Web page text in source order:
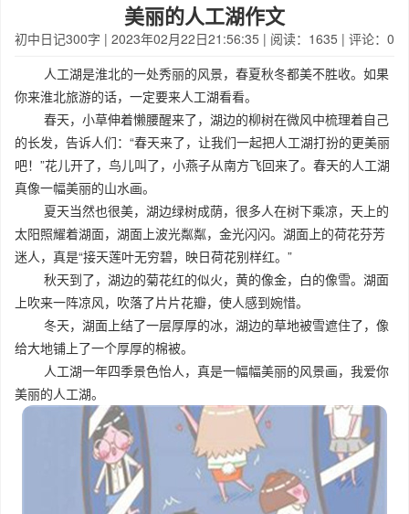
美丽的人工湖作文
初中日记300字 | 2023年02月22日21:56:35 | 阅读：1635 | 评论：0
人工湖是淮北的一处秀丽的风景，春夏秋冬都美不胜收。如果
你来淮北旅游的话，一定要来人工湖看看。
春天，小草伸着懒腰醒来了，湖边的柳树在微风中梳理着自己
的长发，告诉人们：“春天来了，让我们一起把人工湖打扮的更美丽
吧！”花儿开了，鸟儿叫了，小燕子从南方飞回来了。春天的人工湖
真像一幅美丽的山水画。
夏天当然也很美，湖边绿树成荫，很多人在树下乘凉，天上的
太阳照耀着湖面，湖面上波光粼粼，金光闪闪。湖面上的荷花芬芳
迷人，真是“接天莲叶无穷碧，映日荷花别样红。”
秋天到了，湖边的菊花红的似火，黄的像金，白的像雪。湖面
上吹来一阵凉风，吹落了片片花瓣，使人感到婉惜。
冬天，湖面上结了一层厚厚的冰，湖边的草地被雪遮住了，像
给大地铺上了一个厚厚的棉被。
人工湖一年四季景色怡人，真是一幅幅美丽的风景画，我爱你
美丽的人工湖。